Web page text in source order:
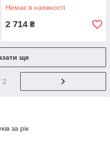
Немає в наявності
2 714 ₴
ще
2
за рік